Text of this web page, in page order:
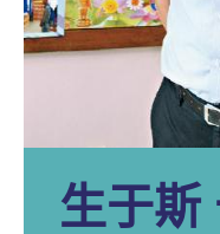
生于斯